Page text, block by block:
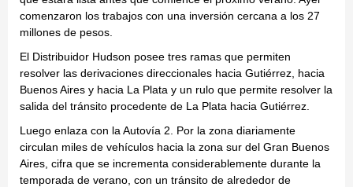
comenzaron los trabajos con una inversión cercana a los 27
millones de pesos.
El Distribuidor Hudson posee tres ramas que permiten
resolver las derivaciones direccionales hacia Gutiérrez, hacia
Buenos Aires y hacia La Plata y un rulo que permite resolver la
salida del tránsito procedente de La Plata hacia Gutiérrez.
Luego enlaza con la Autovía 2. Por la zona diariamente
circulan miles de vehículos hacia la zona sur del Gran Buenos
Aires, cifra que se incrementa considerablemente durante la
temporada de verano, con un tránsito de alrededor de